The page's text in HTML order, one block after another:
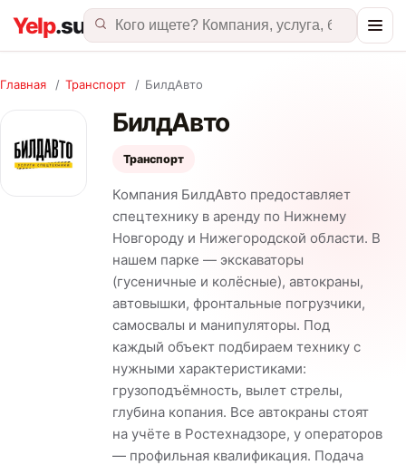
Главная / Транспорт / БилдАвто
БилдАвто
Транспорт
Компания БилдАвто предоставляет
спецтехнику в аренду по Нижнему
Новгороду и Нижегородской области. В
нашем парке — экскаваторы
(гусеничные и колёсные), автокраны,
автовышки, фронтальные погрузчики,
самосвалы и манипуляторы. Под
каждый объект подбираем технику с
нужными характеристиками:
грузоподъёмность, вылет стрелы,
глубина копания. Все автокраны стоят
на учёте в Ростехнадзоре, у операторов
— профильная квалификация. Подача